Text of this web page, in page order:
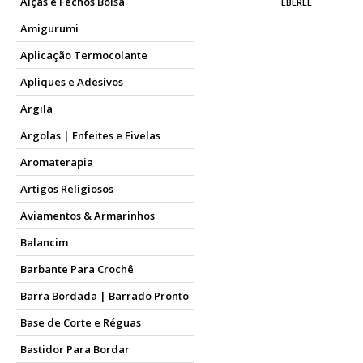
Amigurumi
Aplicação Termocolante
Apliques e Adesivos
Argila
Argolas | Enfeites e Fivelas
Aromaterapia
Artigos Religiosos
Aviamentos & Armarinhos
Balancim
Barbante Para Crochê
Barra Bordada | Barrado Pronto
Base de Corte e Réguas
Bastidor Para Bordar